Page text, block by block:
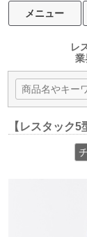
メニュー
レ
業
【レスタック5